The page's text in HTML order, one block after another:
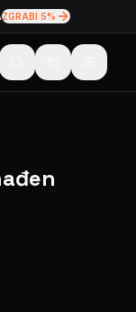
ZGRABI 5%